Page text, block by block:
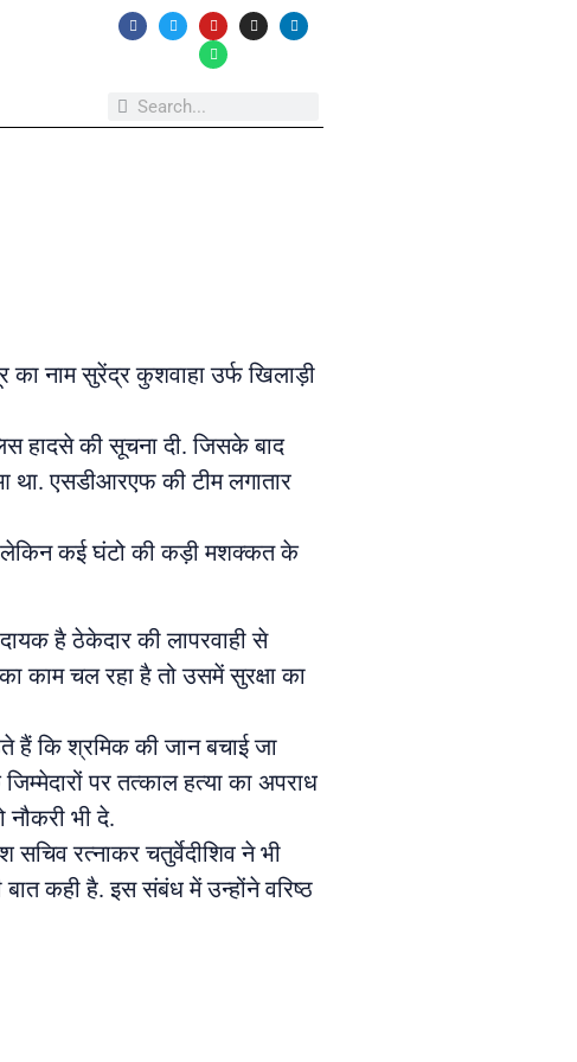
नाम सुरेंद्र कुशवाहा उर्फ खिलाड़ी
हादसे की सूचना दी. जिसके बाद
एसडीआरएफ की टीम लगातार
लेकिन कई घंटो की कड़ी मशक्कत के
है ठेकेदार की लापरवाही से
काम चल रहा है तो उसमें सुरक्षा का
हैं कि श्रमिक की जान बचाई जा
पर तत्काल हत्या का अपराध
भी दे.
रत्नाकर चतुर्वेदीशिव ने भी
कही है. इस संबंध में उन्होंने वरिष्ठ